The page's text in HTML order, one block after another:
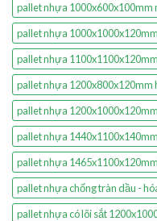
pallet nhựa 1000x600x100mm
pallet nhựa
pallet nhựa
pallet nhựa 1200x800x120mm
pallet nhựa
pallet nhựa 1440x1100x140mm
pallet nhựa
pallet nhựa chống tràn dầu -
pallet nhựa có lõi sắt